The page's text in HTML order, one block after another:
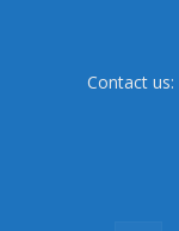
Contact us: